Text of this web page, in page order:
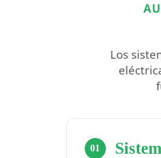
Los
01